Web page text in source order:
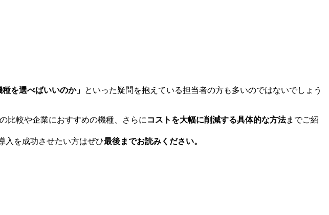
を選べばいいのか」 といった疑問を抱えている担当者の方も多いのではないでしょう
比較や企業におすすめの機種、さらに コストを大幅に削減する具体的な方法までご紹
入を成功させたい方はぜひ最後までお読みください。